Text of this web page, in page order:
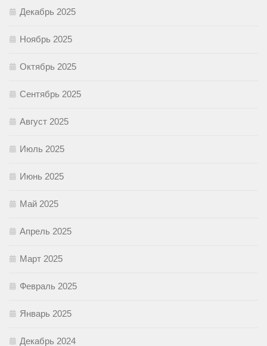
Декабрь 2025
Ноябрь 2025
Октябрь 2025
Сентябрь 2025
Август 2025
Июль 2025
Июнь 2025
Май 2025
Апрель 2025
Март 2025
Февраль 2025
Январь 2025
Декабрь 2024